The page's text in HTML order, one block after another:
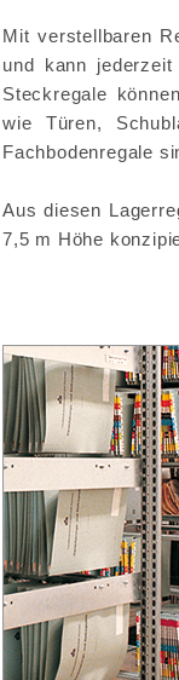
Mit verstellbaren
und kann
Steckregale
wie Türen,
Fachbodenregale
Aus diesen
7,5 m Höhe